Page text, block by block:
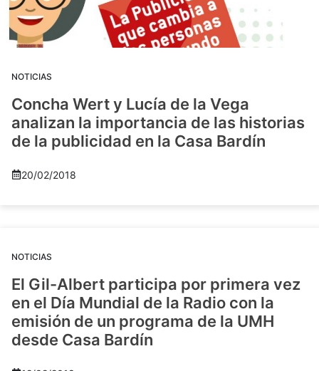
NOTICIAS
Concha Wert y Lucía de la Vega
analizan la importancia de las historias
de la publicidad en la Casa Bardín
20/02/2018
NOTICIAS
El Gil-Albert participa por primera vez
en el Día Mundial de la Radio con la
emisión de un programa de la UMH
desde Casa Bardín